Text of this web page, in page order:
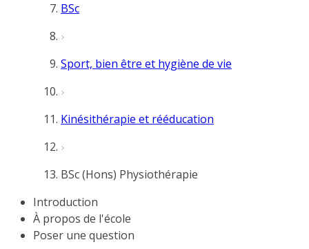
BSc
Sport, bien être et hygiène de vie
Kinésithérapie et rééducation
BSc (Hons) Physiothérapie
Introduction
À propos de l'école
Poser une question